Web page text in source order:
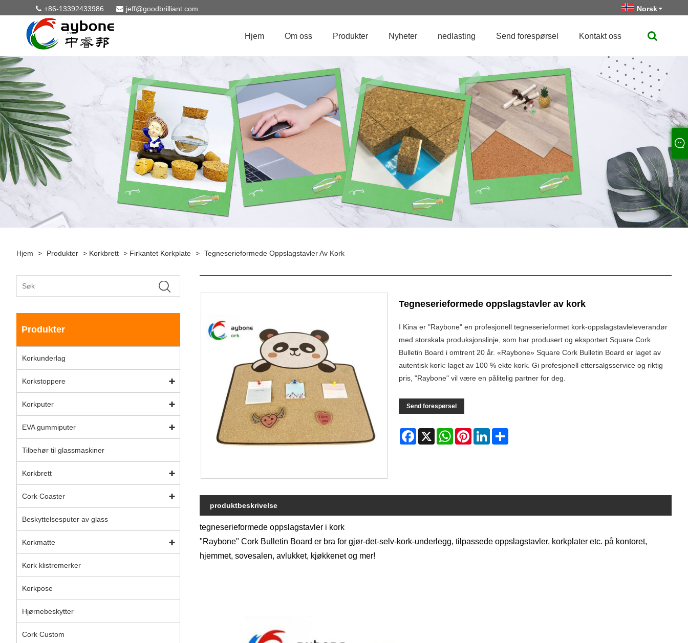
+86-13392433986 jeff@goodbrilliant.com Norsk‎
Hjem Om oss Produkter Nyheter nedlasting Send forespørsel Kontakt oss
Hjem > Produkter > Korkbrett > Firkantet Korkplate > Tegneserieformede Oppslagstavler Av Kork
Produkter
Korkunderlag
Korkstoppere
Korkputer
EVA gummiputer
Tilbehør til glassmaskiner
Korkbrett
Cork Coaster
Beskyttelsesputer av glass
Korkmatte
Kork klistremerker
Korkpose
Hjørnebeskytter
Cork Custom
Tegneserieformede oppslagstavler av kork
I Kina er "Raybone" en profesjonell tegneserieformet kork-oppslagstavleleverandør
med storskala produksjonslinje, som har produsert og eksportert Square Cork
Bulletin Board i omtrent 20 år. «Raybone» Square Cork Bulletin Board er laget av
autentisk kork: laget av 100 % ekte kork. Gi profesjonell ettersalgsservice og riktig
pris, "Raybone" vil være en pålitelig partner for deg.
Send forespørsel
Facebook
X WhatsAppPinterestLinkedIn
produktbeskrivelse
tegneserieformede oppslagstavler i kork
"Raybone" Cork Bulletin Board er bra for gjør-det-selv-kork-underlegg, tilpassede oppslagstavler, korkplater etc. på kontoret,
hjemmet, sovesalen, avlukket, kjøkkenet og mer!